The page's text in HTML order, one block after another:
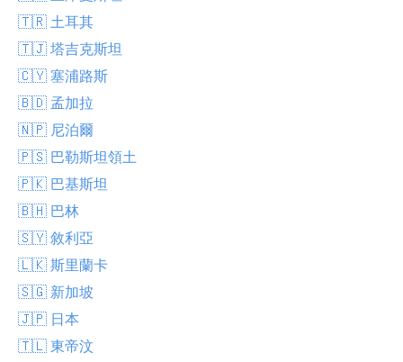
🇹🇷 土耳其
🇹🇯 塔吉克斯坦
🇨🇾 塞浦路斯
🇧🇩 孟加拉
🇳🇵 尼泊爾
🇵🇸 巴勒斯坦領土
🇵🇰 巴基斯坦
🇧🇭 巴林
🇸🇾 敘利亞
🇱🇰 斯里蘭卡
🇸🇬 新加坡
🇯🇵 日本
🇹🇱 東帝汶